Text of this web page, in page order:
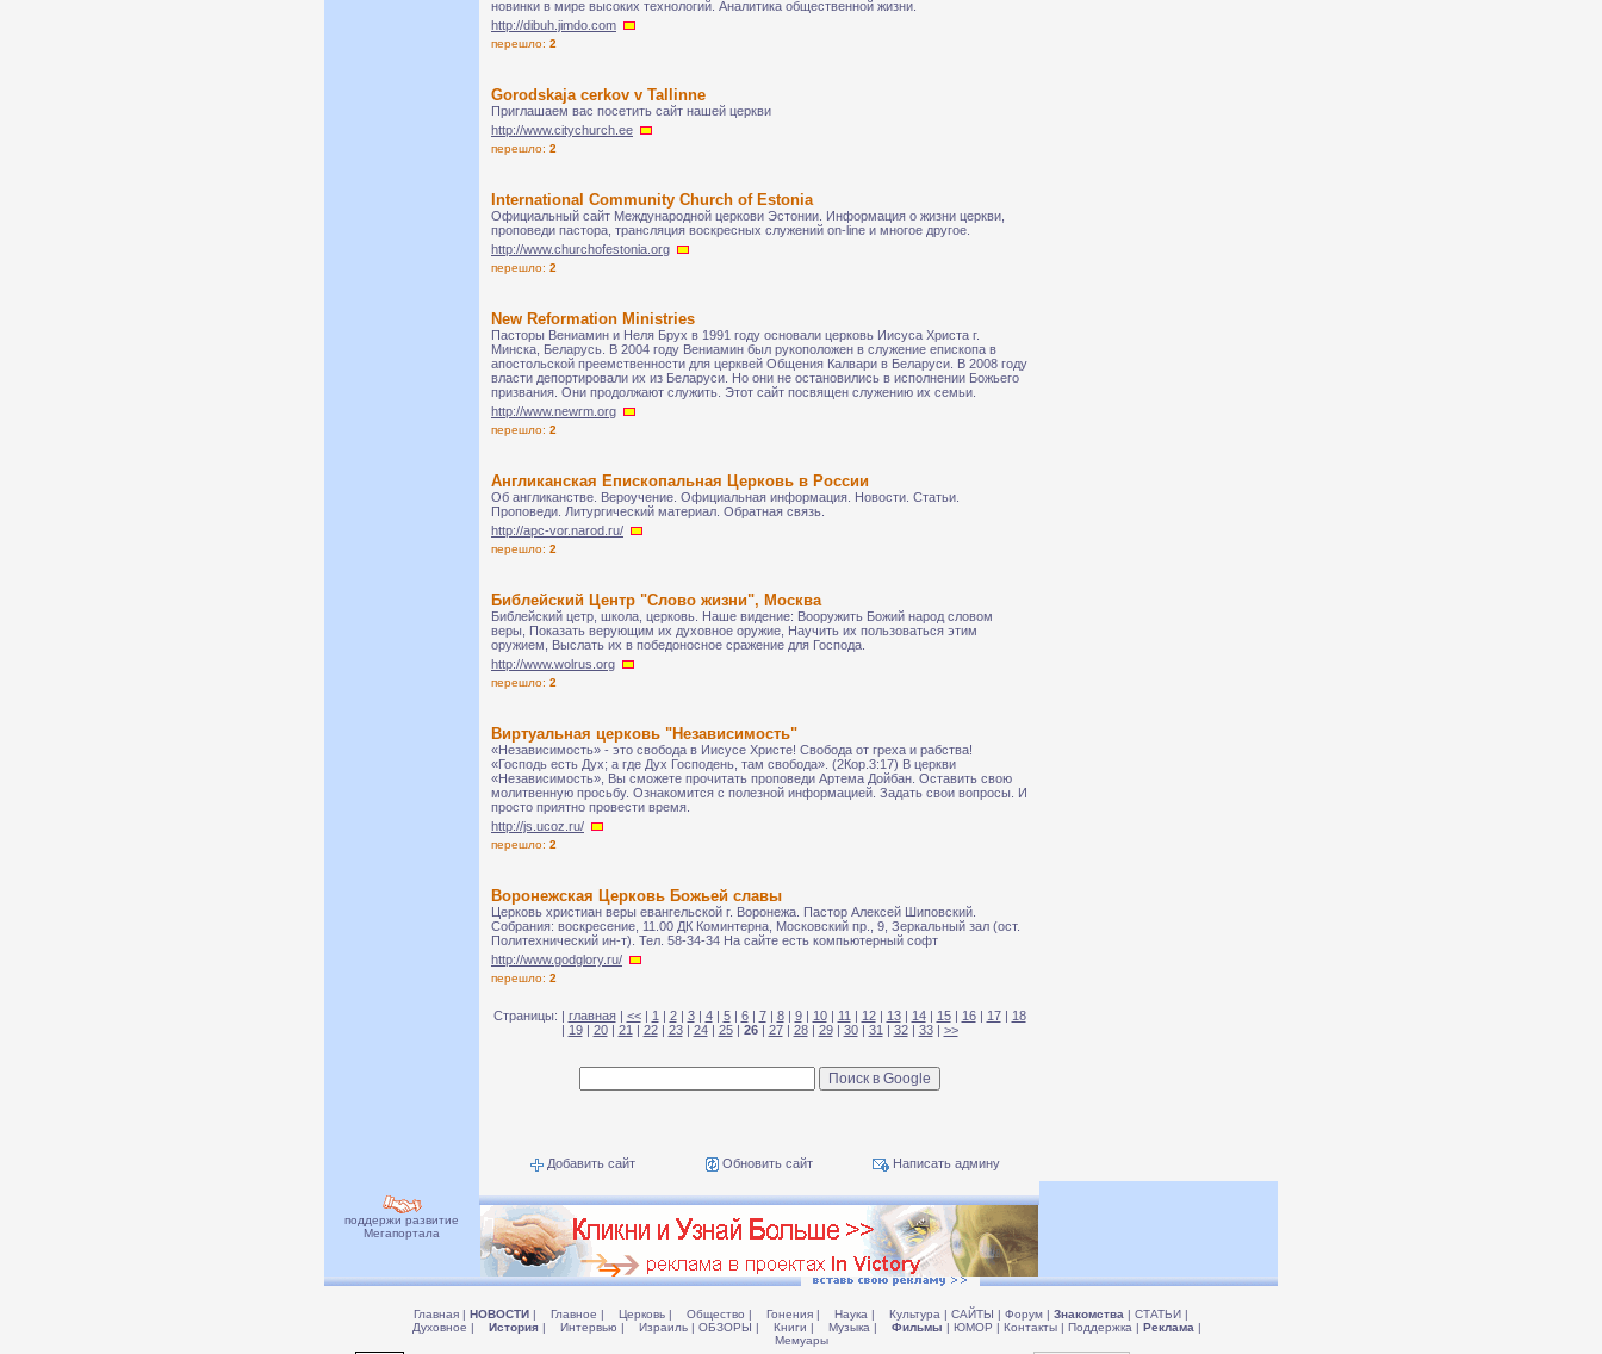
новинки в мире высоких технологий. Аналитика общественной жизни.
http://dibuh.jimdo.com
перешло: 2
Gorodskaja cerkov v Tallinne
Приглашаем вас посетить сайт нашей церкви
http://www.citychurch.ee
перешло: 2
International Community Church of Estonia
Официальный сайт Международной церкови Эстонии. Информация о жизни церкви,
проповеди пастора, трансляция воскресных служений on-line и многое другое.
http://www.churchofestonia.org
перешло: 2
New Reformation Ministries
Пасторы Вениамин и Неля Брух в 1991 году основали церковь Иисуса Христа г.
Минска, Беларусь. В 2004 году Вениамин был рукоположен в служение епископа в
апостольской преемственности для церквей Общения Калвари в Беларуси. В 2008 году
власти депортировали их из Беларуси. Но они не остановились в исполнении Божьего
призвания. Они продолжают служить. Этот сайт посвящен служению их семьи.
http://www.newrm.org
перешло: 2
Англиканская Епископальная Церковь в России
Об англиканстве. Вероучение. Официальная информация. Новости. Статьи.
Проповеди. Литургический материал. Обратная связь.
http://apc-vor.narod.ru/
перешло: 2
Библейский Центр "Слово жизни", Москва
Библейский цетр, школа, церковь. Наше видение: Вооружить Божий народ словом
веры, Показать верующим их духовное оружие, Научить их пользоваться этим
оружием, Выслать их в победоносное сражение для Господа.
http://www.wolrus.org
перешло: 2
Виртуальная церковь "Независимость"
«Независимость» - это свобода в Иисусе Христе! Свобода от греха и рабства!
«Господь есть Дух; а где Дух Господень, там свобода». (2Кор.3:17) В церкви
«Независимость», Вы сможете прочитать проповеди Артема Дойбан. Оставить свою
молитвенную просьбу. Ознакомится с полезной информацией. Задать свои вопросы. И
просто приятно провести время.
http://js.ucoz.ru/
перешло: 2
Воронежская Церковь Божьей славы
Церковь христиан веры евангельской г. Воронежа. Пастор Алексей Шиповский.
Собрания: воскресение, 11.00 ДК Коминтерна, Московский пр., 9, Зеркальный зал (ост.
Политехнический ин-т). Тел. 58-34-34 На сайте есть компьютерный софт
http://www.godglory.ru/
перешло: 2
Страницы: | главная| <<| 1 | 2| 3| 4| 5| 6| 7| 8| 9| 10| 11 | 12| 13| 14| 15| 16| 17| 18
| 19| 20| 21 | 22| 23| 24| 25| 26| 27| 28| 29| 30| 31 | 32| 33| >>
Добавить сайт Обновить сайт Написать админу
поддержи развитие
Мегапортала
Главная | НОВОСТИ | Главное | Церковь | Общество | Гонения | Наука | Культура | САЙТЫ | Форум | Знакомства | СТАТЬИ |
Духовное | История | Интервью | Израиль | ОБЗОРЫ | Книги | Музыка | Фильмы | ЮМОР | Контакты | Поддержка | Реклама |
Мемуары